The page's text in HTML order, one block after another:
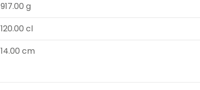
917.00 g
120.00 cl
14.00 cm